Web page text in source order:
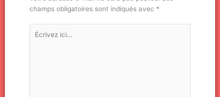
champs obligatoires sont indiqués avec *
Écrivez
ici…